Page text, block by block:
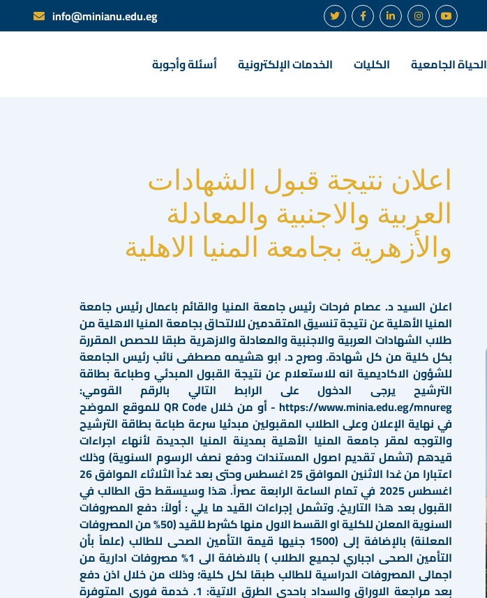
info@minianu.edu.eg
الحياة الجامعية الكليات الخدمات الإلكترونية أسئلة وأجوبة
اعلان نتيجة قبول الشهادات
العربية والاجنبية والمعادلة
والأزهرية بجامعة المنيا الاهلية
اعلن السيد د. عصام فرحات رئيس جامعة المنيا والقائم باعمال رئيس جامعة
المنيا الأهلية عن نتيجة تنسيق المتقدمين للالتحاق بجامعة المنيا الاهلية من
طلاب الشهادات العربية والاجنبية والمعادلة والازهرية طبقا للحصص المقررة
بكل كلية من كل شهادة. وصرح د. ابو هشيمه مصطفى نائب رئيس الجامعة
للشؤون الاكاديمية انه للاستعلام عن نتيجة القبول المبدئي وطباعة بطاقة
الترشيح يرجى الدخول على الرابط التالي بالرقم القومي:
https://www.minia.edu.eg/mnureg - أو من خلال QR Code للموقع الموضح
في نهاية الإعلان وعلى الطلاب المقبولين مبدئيا سرعة طباعة بطاقة الترشيح
والتوجه لمقر جامعة المنيا الأهلية بمدينة المنيا الجديدة لأنهاء اجراءات
قيدهم (تشمل تقديم اصول المستندات ودفع نصف الرسوم السنوية) وذلك
اعتبارا من غدا الاثنين الموافق 25 اغسطس وحتى بعد غداً الثلاثاء الموافق 26
اغسطس 2025 في تمام الساعة الرابعة عصراً. هذا وسيسقط حق الطالب في
القبول بعد هذا التاريخ. وتشمل إجراءات القيد ما يلي : أولاً: دفع المصروفات
السنوية المعلن للكلية او القسط الاول منها كشرط للقيد (50% من المصروفات
المعلنة) بالإضافة إلى (1500 جنيها قيمة التأمين الصحى للطالب (علماً بأن
التأمين الصحى اجباري لجميع الطلاب ) بالاضافة الى 1% مصروفات ادارية من
اجمالى المصروفات الدراسية للطالب طبقا لكل كلية؛ وذلك من خلال اذن دفع
بعد مراجعة الاوراق والسداد باحدى الطرق الاتية: 1. خدمة فوري المتوفرة